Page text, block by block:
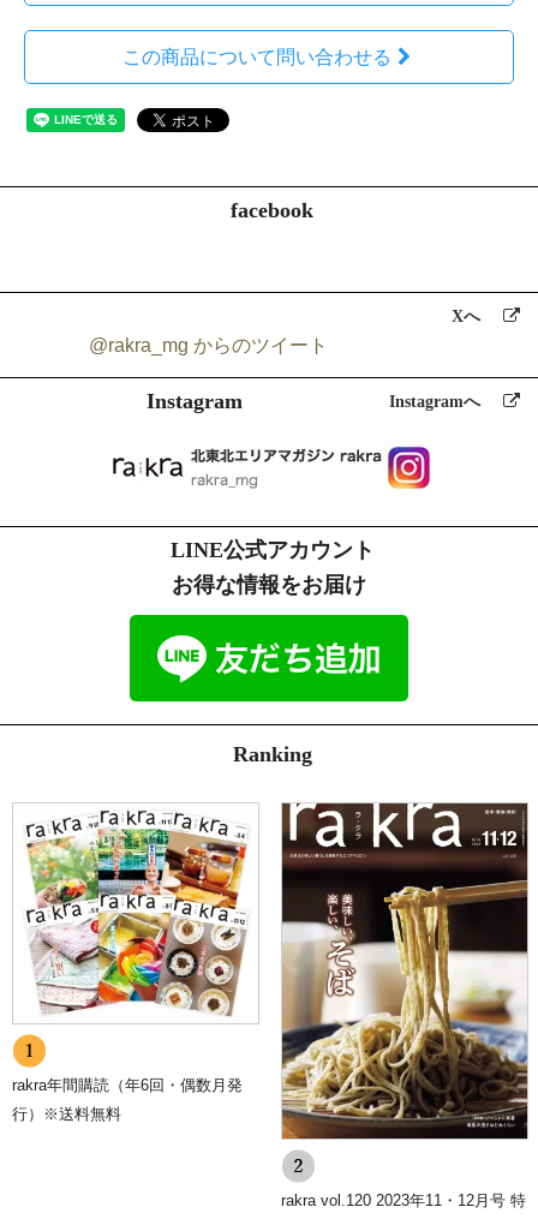
d)メールアドレス
e)パスワード
f)配送先情報
g)当ショップとのお取引履歴及びその内容
3.個人情報の利用
当ショップではお客様からお預かりした個人情報の利用目的は以下の
b)商品発送の確認、照会
d）rakraの発行や記事に関するお知らせメールの送信
当ショップでは、下記の場合を除いてはお客様の断りなく第三者に個
人情報を開示・提供することはいたしません。
a)法令に基づく場合、及び国の機関若しくは地方公共団体又はその委
託を受けた者が法令の定める事務を遂行することに対して協力する必
本人の同意を得ることが困難である場合
4.個人情報の安全管理
川口印刷工業（株）個人情報保護方針に従い、個人情報の本人の権利
プライバシーマーク認定情報
http://www.kpj.co.jp/index.php/csr/privacymark
5.個人情報の訂正、削除
お客様からお預かりした個人情報の訂正・削除は下記の問合せ先より
また、ユーザー登録された場合、当サイトのメニュー「マイアカウン
6.cookie(クッキー)の使用について
当社は、お客様によりよいサービスを提供するため、cookie （クッ
キー）を使用することがありますが、これにより個人を特定できる情
報の収集を行えるものではなく、お客様のプライバシーを侵害するこ
とはございません。
また、cookie （クッキー）の受け入れを希望されない場合は、ブラ
ウザの設定で変更することができます。
※cookie （クッキー）とは、サーバーコンピュータからお客様のブ
ラウザに送信され、お客様が使用しているコンピュータのハードディ
スクに蓄積される情報です。
個人情報の入力時には、セキュリティ確保のため、これらの情報が傍
受、妨害または改ざんされることを防ぐ目的でSSL（Secure Sockets
Layer）技術を使用しております。
※ SSLは情報を暗号化することで、盗聴防止やデータの改ざん防止
送受信する機能のことです。SSLを利用する事でより安全に情報を送
この商品について問い合わせる
facebook
Xへ
@rakra_mg からのツイート
Instagram Instagramへ
LINE公式アカウント
お得な情報をお届け
Ranking
rakra年間購読（年6回・偶数月発
行）※送料無料
rakra vol.120 2023年11・12月号 特